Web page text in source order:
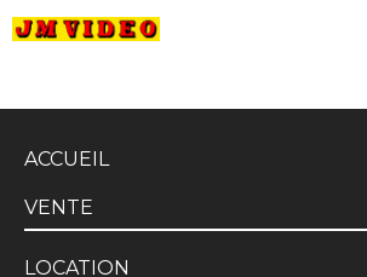
ACCUEIL
VENTE
LOCATION